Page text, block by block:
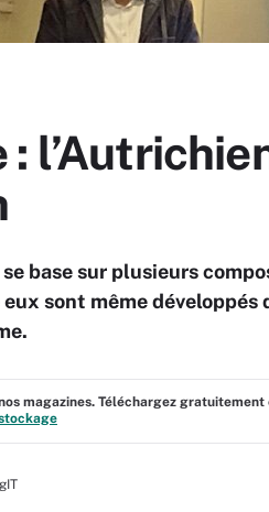
base sur plusieurs
sont même
magazines. Téléchargez gratuitement